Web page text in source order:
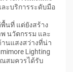
ะบริการระดับมือ
พื้นที่ แต่ยังสร้าง
นวัตกรรม และ
านแสงสว่างที่น่า
Lighting
สมควรได้รับ